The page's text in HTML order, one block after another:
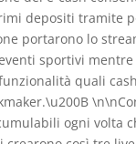
depositi tramite
portarono lo
sportivi
quali
ogni volta